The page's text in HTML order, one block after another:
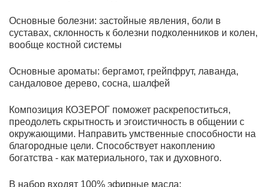
Основные болезни: застойные явления, боли в
суставах, склонность к болезни подколенников и колен,
вообще костной системы
Основные ароматы: бергамот, грейпфрут, лаванда,
сандаловое дерево, сосна, шалфей
Композиция КОЗЕРОГ поможет раскрепоститься,
преодолеть скрытность и эгоистичность в общении с
окружающими. Направить умственные способности на
благородные цели. Способствует накоплению
богатства - как материального, так и духовного.
В набор входят 100% эфирные масла: